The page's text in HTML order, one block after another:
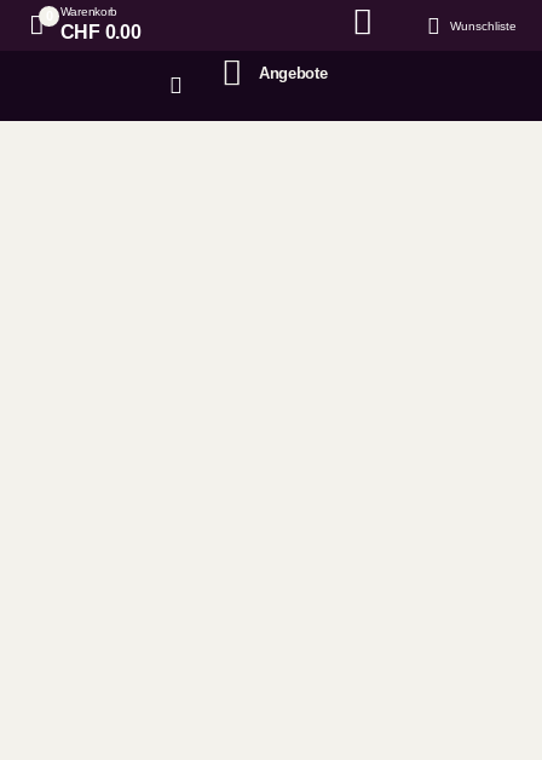
Warenkorb
CHF0.00 Wunschliste
Angebote